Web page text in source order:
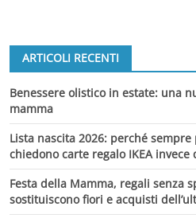
ARTICOLI RECENTI
Benessere olistico in estate: una
mamma
Lista nascita 2026: perché
chiedono carte regalo IKEA
Festa della Mamma, regali senza
sostituiscono fiori e acquisti